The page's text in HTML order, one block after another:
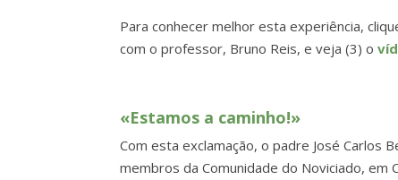
Para conhecer melhor esta experiência,
com o professor, Bruno Reis, e veja (3) o
«Estamos a caminho!»
Com esta exclamação, o padre José Carlos
membros da Comunidade do Noviciado, em